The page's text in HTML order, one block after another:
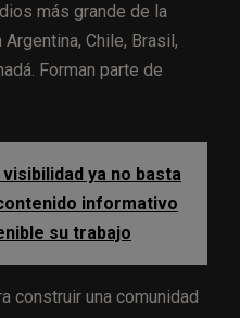
más grande de la
Chile, Brasil,
Forman parte de
visibilidad ya no basta
informativo
su trabajo
construir una comunidad